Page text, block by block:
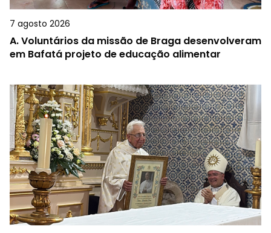
7 agosto 2026
A.Voluntários da missão de Braga desenvolveram
em Bafatá projeto de educação alimentar